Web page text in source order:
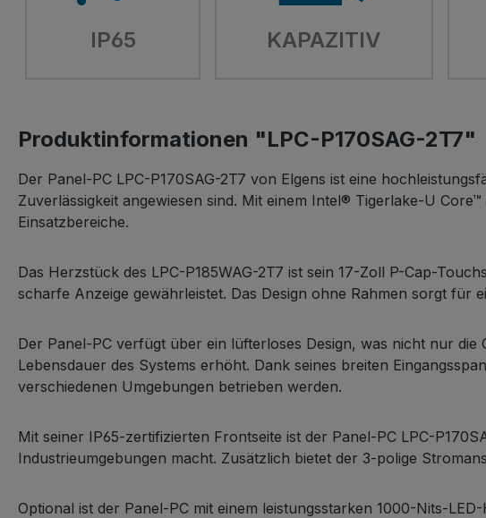
IP65 KAPAZITIV
Produktinformationen "LPC-P170SAG-2T7"
Der Panel-PC LPC-P170SAG-2T7 von Elgens ist eine
Zuverlässigkeit angewiesen sind. Mit einem Intel® Tigerlake-U
Einsatzbereiche.
Das Herzstück des LPC-P185WAG-2T7 ist sein 17-Zoll P-Cap-
scharfe Anzeige gewährleistet. Das Design ohne Rahmen sorgt für
Der Panel-PC verfügt über ein lüfterloses Design, was nicht nur
Lebensdauer des Systems erhöht. Dank seines breiten
verschiedenen Umgebungen betrieben werden.
Mit seiner IP65-zertifizierten Frontseite ist der Panel-PC LPC-
Industrieumgebungen macht. Zusätzlich bietet der 3-polige
Optional ist der Panel-PC mit einem leistungsstarken 1000-Nits-